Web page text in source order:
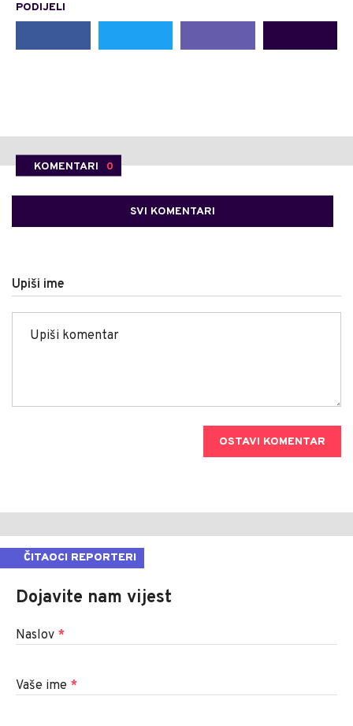
PODIJELI
KOMENTARI 0
SVI KOMENTARI
Upiši ime
OSTAVI KOMENTAR
ČITAOCI REPORTERI
Dojavite nam vijest
Naslov *
Vaše ime *